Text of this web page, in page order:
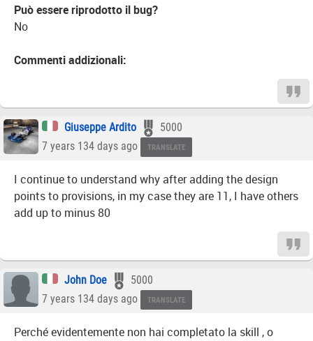
Può essere riprodotto il bug?
No
Commenti addizionali:
Giuseppe Ardito
5000
7 years 134 days ago
TRANSLATE
I continue to understand why after adding the design
points to provisions, in my case they are 11, I have others
add up to minus 80
John Doe
5000
7 years 134 days ago
TRANSLATE
Perché evidentemente non hai completato la skill , o